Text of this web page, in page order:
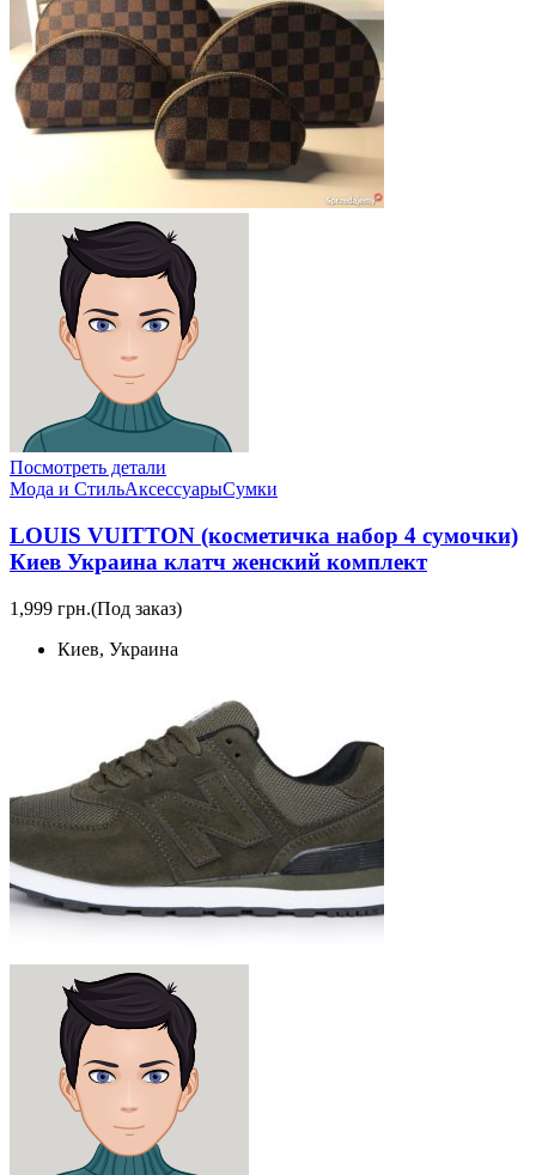
Посмотреть детали
Мода и СтильАксессуарыСумки
LOUIS VUITTON (косметичка набор 4 сумочки)
Киев Украина клатч женский комплект
1,999 грн.(Под заказ)
Киев, Украина